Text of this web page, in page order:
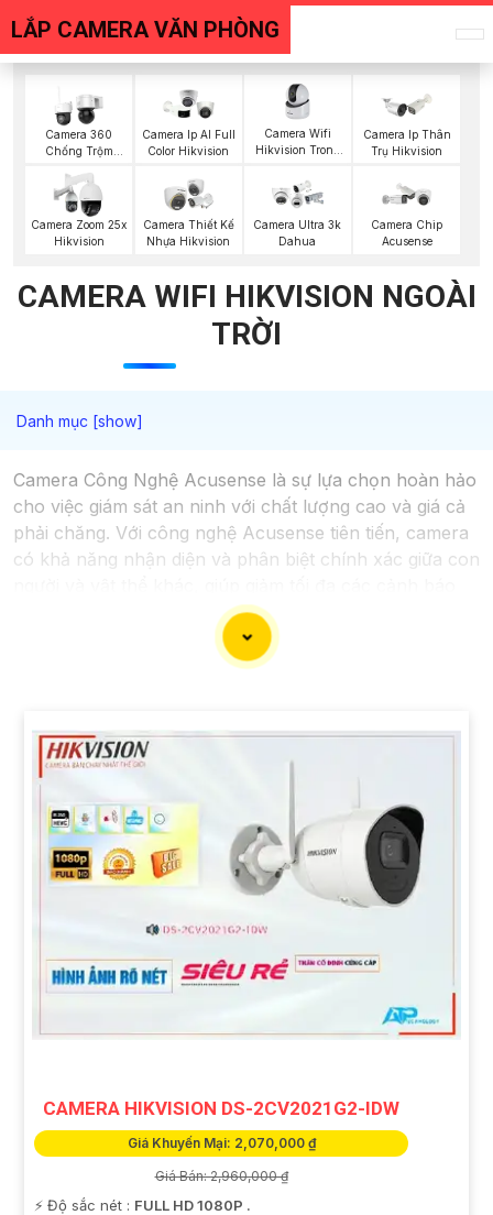
LẮP CAMERA VĂN PHÒNG
Camera 360
Chống Trộm
Camera Ip AI Full
Color Hikvision
Camera Wifi
Hikvision Trong
Camera Ip Thân
Trụ Hikvision
Camera Zoom 25x
Hikvision
Camera Thiết Kế
Nhựa Hikvision
Camera Ultra 3k
Dahua
Camera Chip
Acusense
CAMERA WIFI HIKVISION NGOÀI
TRỜI
Camera Công Nghệ Acusense là sự lựa chọn hoàn hảo
cho việc giám sát an ninh với chất lượng cao và giá cả
phải chăng. Với công nghệ Acusense tiên tiến, camera
có khả năng nhận diện và phân biệt chính xác giữa con
giả mạo. Đồng thời, chất lượng hình ảnh sắc nét và độ
phân giải cao giúp bạn quan sát mọi góc độ một cách
rõ ràng. Khám phá ngay và đầu tư vào Camera
CAMERA HIKVISION DS-2CV2021G2-IDW
Giá Khuyến Mại: 2,070,000 ₫
Giá Bán: 2,960,000 ₫
️⚡ Độ sắc nét : FULL HD 1080P .